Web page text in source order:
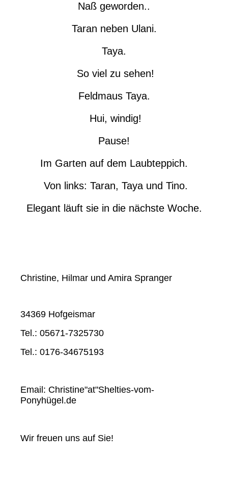
Naß geworden..
Taran neben Ulani.
Taya.
So viel zu sehen!
Feldmaus Taya.
Hui, windig!
Pause!
Im Garten auf dem Laubteppich.
Von links: Taran, Taya und Tino.
Elegant läuft sie in die nächste Woche.
Christine, Hilmar und Amira Spranger
34369 Hofgeismar
Tel.: 05671-7325730
Tel.: 0176-34675193
Email: Christine"at"Shelties-vom-
Ponyhügel.de
Wir freuen uns auf Sie!